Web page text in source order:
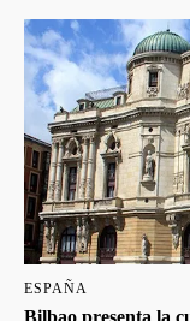
ESPAÑA
Bilbao presenta la